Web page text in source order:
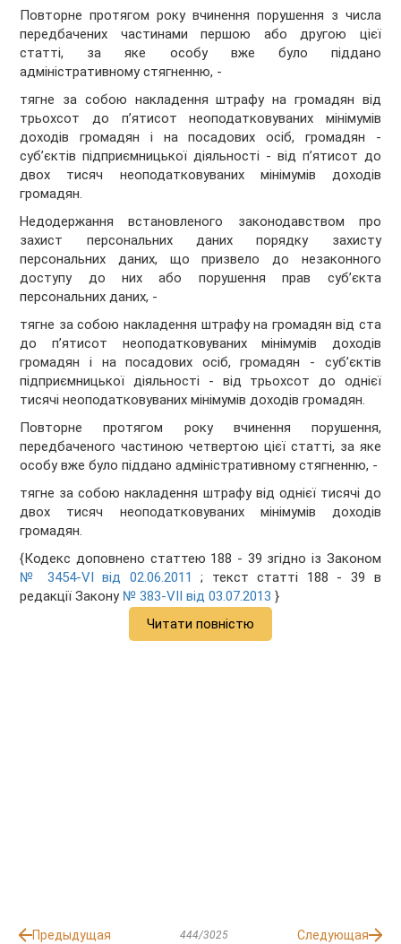
Повторне протягом року вчинення порушення з числа
передбачених частинами першою або другою цієї
статті, за яке особу вже було піддано
адміністративному стягненню, -
тягне за собою накладення штрафу на громадян від
трьохсот до п’ятисот неоподатковуваних мінімумів
доходів громадян і на посадових осіб, громадян -
суб’єктів підприємницької діяльності - від п’ятисот до
двох тисяч неоподатковуваних мінімумів доходів
громадян.
Недодержання встановленого законодавством про
захист персональних даних порядку захисту
персональних даних, що призвело до незаконного
доступу до них або порушення прав суб’єкта
персональних даних, -
тягне за собою накладення штрафу на громадян від ста
до п’ятисот неоподатковуваних мінімумів доходів
громадян і на посадових осіб, громадян - суб’єктів
підприємницької діяльності - від трьохсот до однієї
тисячі неоподатковуваних мінімумів доходів громадян.
Повторне протягом року вчинення порушення,
передбаченого частиною четвертою цієї статті, за яке
особу вже було піддано адміністративному стягненню, -
тягне за собою накладення штрафу від однієї тисячі до
двох тисяч неоподатковуваних мінімумів доходів
громадян.
{Кодекс доповнено статтею 188 - 39 згідно із Законом
№ 3454-VI від 02.06.2011
; текст статті 188 - 39 в
редакції Закону № 383-VII від 03.07.2013 }
Читати повністю
Предыдущая 444/3025 Следующая